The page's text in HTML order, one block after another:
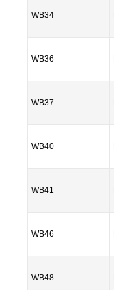
WB34
WB36
WB37
WB40
WB41
WB46
WB48